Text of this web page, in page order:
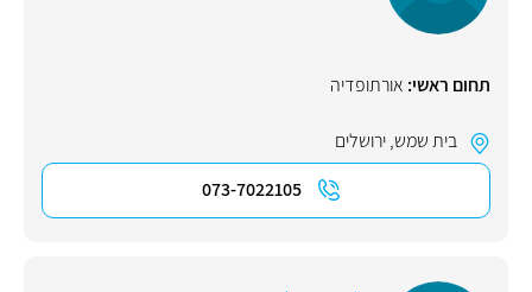
תחום ראשי: אורתופדיה
בית שמש,ירושלים
073-7022105